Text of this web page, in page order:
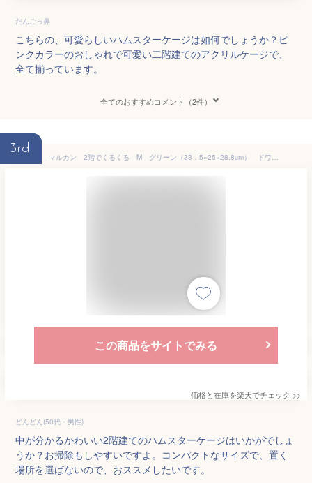
だんごっ鼻
こちらの、可愛らしいハムスターケージは如何でしょうか？ピ
ンクカラーのおしゃれで可愛い二階建てのアクリルケージで、
全て揃っています。
全てのおすすめコメント（2件）
3rd
マルカン 2階でくるくる M グリーン（33．5×25×28.8cm） ドワーフ ハムスター ケージ ハウス 関東当日便
この商品をサイトでみる
価格と在庫を楽天でチェック >>
どんどん(50代・男性)
中が分かるかわいい2階建てのハムスターケージはいかがでしょ
うか？お掃除もしやすいですよ。コンパクトなサイズで、置く
場所を選ばないので、おススメしたいです。